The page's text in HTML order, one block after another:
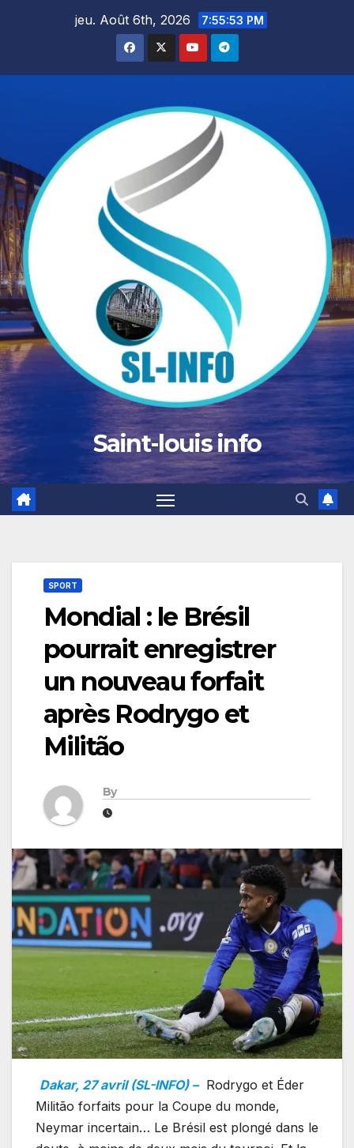
jeu. Août 6th, 2026 7:55:54 PM
Saint-louis info
SPORT
Mondial : le Brésil
pourrait enregistrer
un nouveau forfait
après Rodrygo et
Militão
By
Dakar, 27 avril (SL-INFO) – Rodrygo et Éder
Militão forfaits pour la Coupe du monde,
Neymar incertain… Le Brésil est plongé dans le